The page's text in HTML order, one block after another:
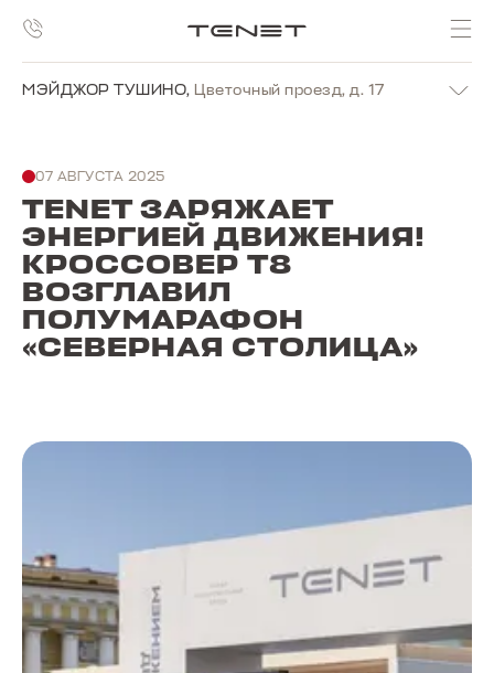
МЭЙДЖОР ТУШИНО, Цветочный проезд, д. 17
07 АВГУСТА 2025
TENET ЗАРЯЖАЕТ
ЭНЕРГИЕЙ ДВИЖЕНИЯ!
КРОССОВЕР T8
ВОЗГЛАВИЛ
ПОЛУМАРАФОН
«СЕВЕРНАЯ СТОЛИЦА»